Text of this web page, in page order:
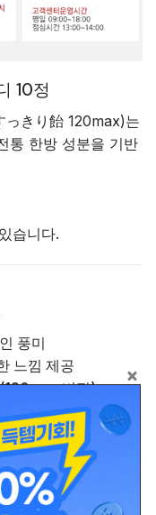
10정
っきり飴 120max)는
통 한방 성분을 기반
습니다.
풍미
느낌 제공
버전)
편안하게 해줍니다!